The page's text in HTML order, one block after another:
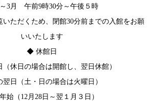
3月 午前9時30分～午後５時
ただくため、閉館30分前までの入館をお願
いいたします
◆ 休館日
（休日の場合は開館し、翌日休館）
翌日（土・日の場合は火曜日）
始（12月28日～翌１月３日）